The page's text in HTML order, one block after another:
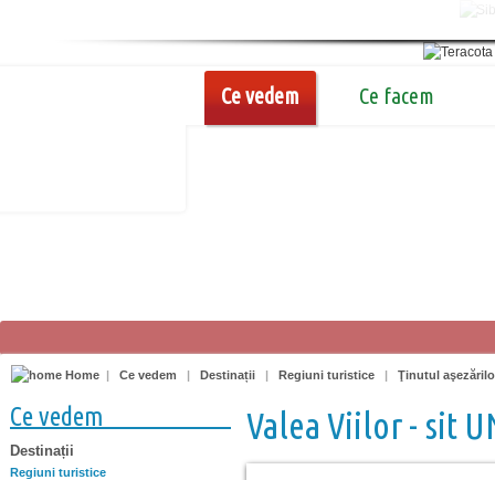
Ce vedem Ce facem
Home | Ce vedem | Destinații | Regiuni turistice | Ţinutul
Ce vedem
Destinații
Regiuni turistice
Valea Viilor - sit